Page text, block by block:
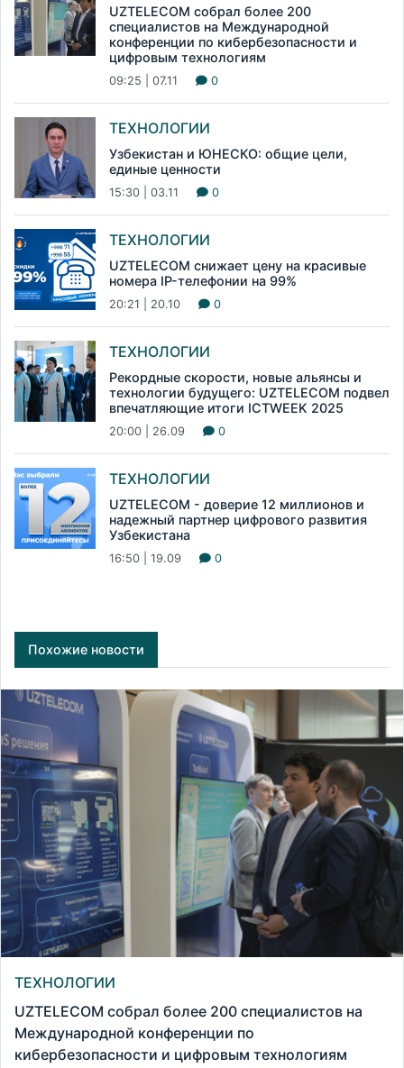
UZTELECOM собрал более 200
специалистов на Международной
конференции по кибербезопасности и
цифровым технологиям
09:25 | 07.11 0
ТЕХНОЛОГИИ
Узбекистан и ЮНЕСКО: общие цели,
единые ценности
15:30 | 03.11 0
ТЕХНОЛОГИИ
UZTELECOM снижает цену на красивые
номера IP-телефонии на 99%
20:21 | 20.10 0
ТЕХНОЛОГИИ
Рекордные скорости, новые альянсы и
технологии будущего: UZTELECOM подвел
впечатляющие итоги ICTWEEK 2025
20:00 | 26.09 0
ТЕХНОЛОГИИ
UZTELECOM - доверие 12 миллионов и
надежный партнер цифрового развития
Узбекистана
16:50 | 19.09 0
Похожие новости
ТЕХНОЛОГИИ
UZTELECOM собрал более 200 специалистов на
Международной конференции по
кибербезопасности и цифровым технологиям